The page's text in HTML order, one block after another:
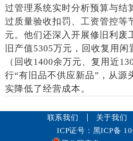
过管理系统实时分析预算与结
过质量验收扣罚、工资管控等
元。他们还深入开展修旧利废
旧产值5305万元，回收复用
（回收1400余万元、复用近
行“有旧品不供应新品”，从源
实降低了经营成本。
联系我们 关于我们
ICP证号：黑ICP备